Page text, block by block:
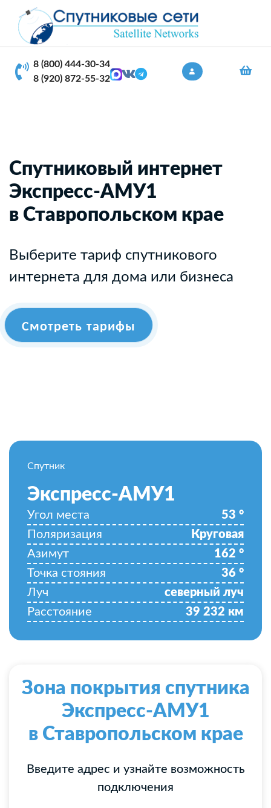
8 (800) 444-30-34
8 (920) 872-55-32
Спутниковый интернет
Экспресс-АМУ1
в Ставропольском крае
Выберите тариф спутникового
интернета для дома или бизнеса
Смотреть тарифы
Спутник
Экспресс-АМУ1
Угол места 53 °
Поляризация
Круговая
Азимут
162 °
Точка стояния
36 °
Луч
северный луч
Расстояние
39 232 км
Зона покрытия спутника
Экспресс-АМУ1
в Ставропольском крае
Введите адрес и узнайте возможность
подключения